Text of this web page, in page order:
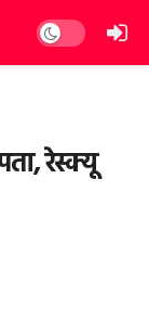
Dark mode
रेस्क्यू